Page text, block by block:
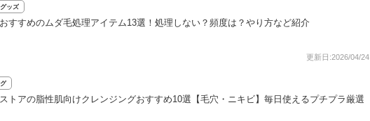
ッズ
すすめのムダ毛処理アイテム13選！処理しない？頻度は？やり方など紹介
更新日:2026/04/24
トアの脂性肌向けクレンジングおすすめ10選【毛穴・ニキビ】毎日使えるプチプラ厳選